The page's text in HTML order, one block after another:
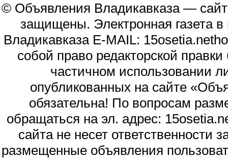
© Объявления Владикавказа —
защищены. Электронная газета
Владикавказа E-MAIL:
собой право редакторской
частичном использовании
опубликованных на сайте
обязательна! По вопросам
обращаться на эл. адрес:
сайта не несет
размещенные объявления